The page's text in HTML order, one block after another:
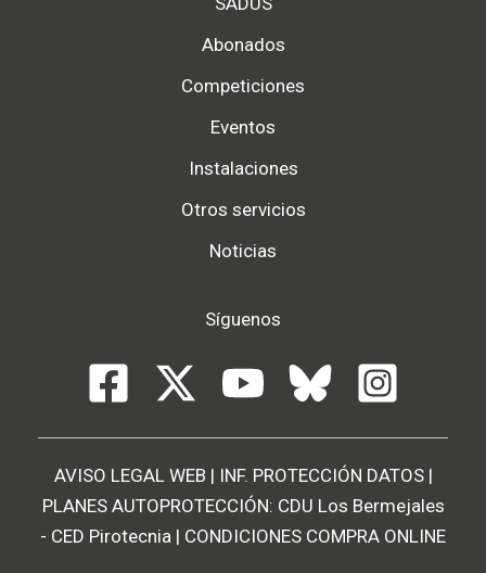
Abonados
Competiciones
Eventos
Instalaciones
Otros servicios
Noticias
Síguenos
AVISO LEGAL WEB | INF. PROTECCIÓN DATOS|
PLANES AUTOPROTECCIÓN: CDU Los Bermejales
- CED Pirotecnia | CONDICIONES COMPRA ONLINE